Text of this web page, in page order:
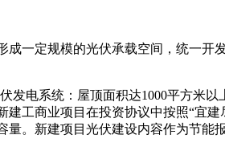
一定规模的光伏承载空间，统一
发电系统：屋顶面积达1000平方米
工商业项目在投资协议中按照“宜
。新建项目光伏建设内容作为节能